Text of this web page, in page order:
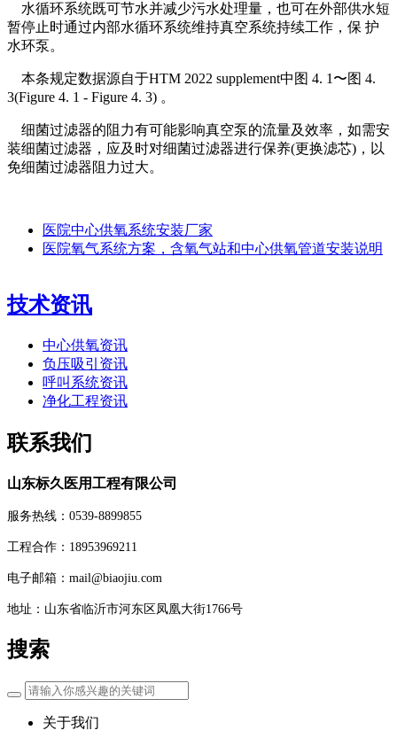
水循环系统既可节水并减少污水处理量，也可在外部供水短
暂停止时通过内部水循环系统维持真空系统持续工作，保 护
水环泵。
本条规定数据源自于HTM 2022 supplement中图 4. 1〜图 4.
3(Figure 4. 1 - Figure 4. 3) 。
细菌过滤器的阻力有可能影响真空泵的流量及效率，如需安
装细菌过滤器，应及时对细菌过滤器进行保养(更换滤芯)，以
免细菌过滤器阻力过大。
医院中心供氧系统安装厂家
医院氧气系统方案，含氧气站和中心供氧管道安装说明
技术资讯
中心供氧资讯
负压吸引资讯
呼叫系统资讯
净化工程资讯
联系我们
山东标久医用工程有限公司
服务热线：0539-8899855
工程合作：18953969211
电子邮箱：mail@biaojiu.com
地址：山东省临沂市河东区凤凰大街1766号
搜索
关于我们